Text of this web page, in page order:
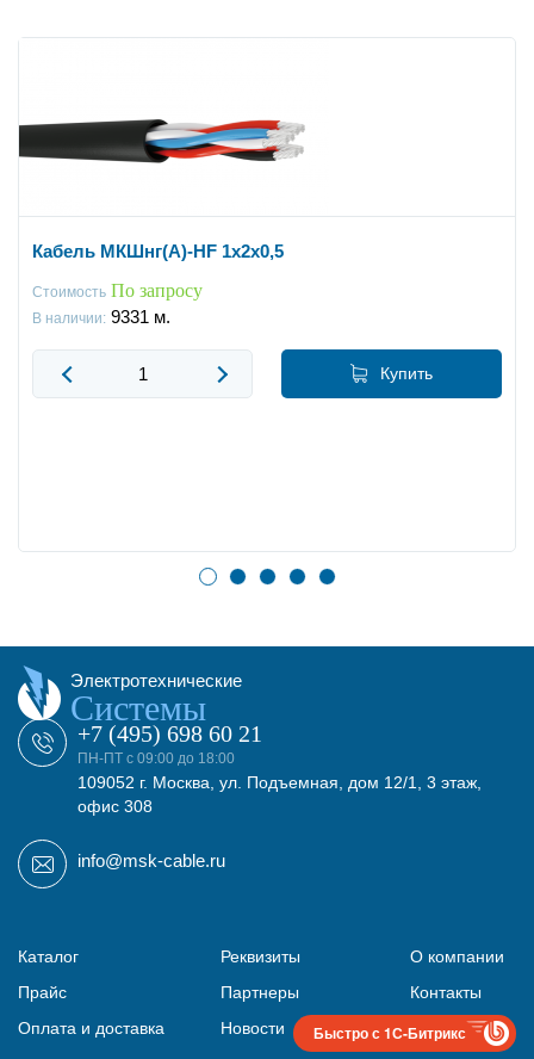
Кабель МКШнг(А)-HF 1х2х0,5
Стоимость По запросу
В наличии: 9331 м.
Купить
Электротехнические
Системы
+7 (495) 698 60 21
ПН-ПТ с 09:00 до 18:00
109052 г. Москва, ул. Подъемная, дом 12/1, 3 этаж,
офис 308
info@msk-cable.ru
Каталог
Прайс
Оплата и доставка
Реквизиты
Партнеры
Новости
О компании
Контакты
Карта сайта
Быстро с 1С-Битрикс